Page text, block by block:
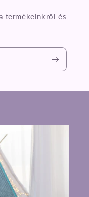
termékeinkről és